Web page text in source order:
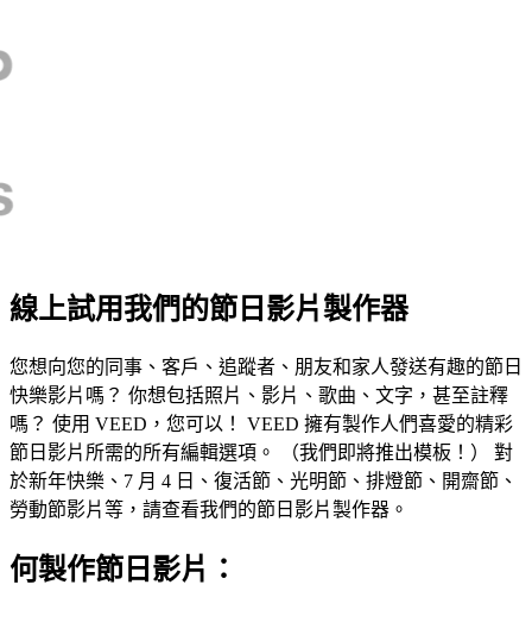
線上試用我們的節日影片製作器
您想向您的同事、客戶、追蹤者、朋友和家人發送有趣的節日
快樂影片嗎？ 你想包括照片、影片、歌曲、文字，甚至註釋
嗎？ 使用 VEED，您可以！ VEED 擁有製作人們喜愛的精彩
節日影片所需的所有編輯選項。 （我們即將推出模板！） 對
於新年快樂、7 月 4 日、復活節、光明節、排燈節、開齋節、
勞動節影片等，請查看我們的節日影片製作器。
何製作節日影片：